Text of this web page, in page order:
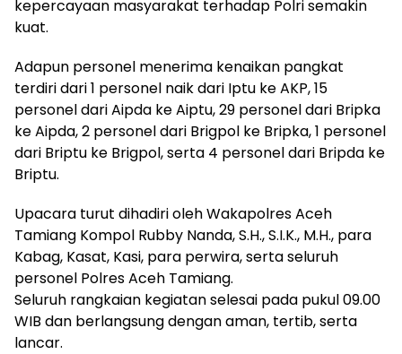
kepercayaan masyarakat terhadap Polri semakin
kuat.
Adapun personel menerima kenaikan pangkat
terdiri dari 1 personel naik dari Iptu ke AKP, 15
personel dari Aipda ke Aiptu, 29 personel dari Bripka
ke Aipda, 2 personel dari Brigpol ke Bripka, 1 personel
dari Briptu ke Brigpol, serta 4 personel dari Bripda ke
Briptu.
Upacara turut dihadiri oleh Wakapolres Aceh
Tamiang Kompol Rubby Nanda, S.H., S.I.K., M.H., para
Kabag, Kasat, Kasi, para perwira, serta seluruh
personel Polres Aceh Tamiang.
Seluruh rangkaian kegiatan selesai pada pukul 09.00
WIB dan berlangsung dengan aman, tertib, serta
lancar.